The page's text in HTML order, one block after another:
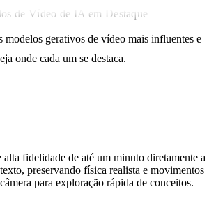
de Vídeo de IA em Destaque
modelos gerativos de vídeo mais influentes e
onde cada um se destaca.
alta fidelidade de até um minuto diretamente a
preservando física realista e movimentos
para exploração rápida de conceitos.